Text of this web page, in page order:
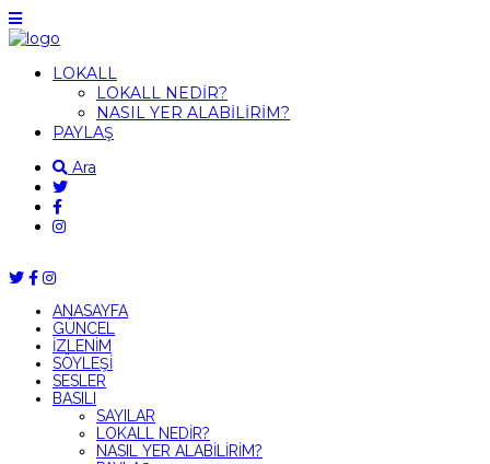
LOKALL
LOKALL NEDİR?
NASIL YER ALABİLİRİM?
PAYLAŞ
Ara
ANASAYFA
GÜNCEL
İZLENİM
SÖYLEŞİ
SESLER
BASILI
SAYILAR
LOKALL NEDİR?
NASIL YER ALABİLİRİM?